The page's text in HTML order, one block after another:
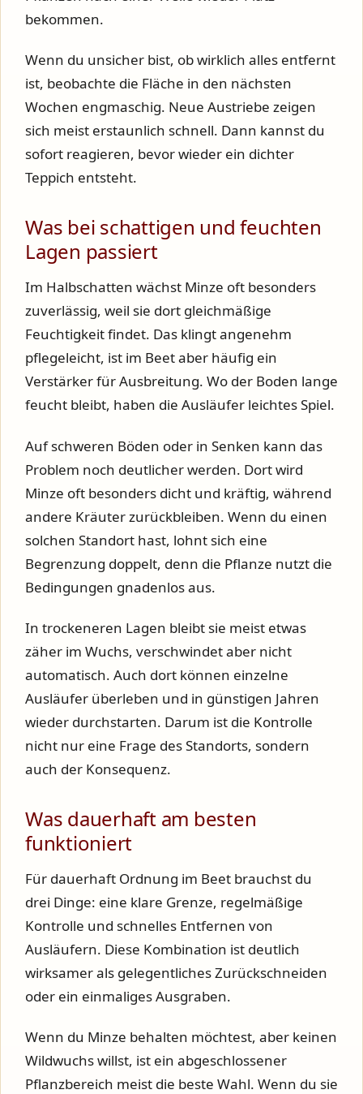
bekommen.
Wenn du unsicher bist, ob wirklich alles entfernt
ist, beobachte die Fläche in den nächsten
Wochen engmaschig. Neue Austriebe zeigen
sich meist erstaunlich schnell. Dann kannst du
sofort reagieren, bevor wieder ein dichter
Teppich entsteht.
Was bei schattigen und feuchten
Lagen passiert
Im Halbschatten wächst Minze oft besonders
zuverlässig, weil sie dort gleichmäßige
Feuchtigkeit findet. Das klingt angenehm
pflegeleicht, ist im Beet aber häufig ein
Verstärker für Ausbreitung. Wo der Boden lange
feucht bleibt, haben die Ausläufer leichtes Spiel.
Auf schweren Böden oder in Senken kann das
Problem noch deutlicher werden. Dort wird
Minze oft besonders dicht und kräftig, während
andere Kräuter zurückbleiben. Wenn du einen
solchen Standort hast, lohnt sich eine
Begrenzung doppelt, denn die Pflanze nutzt die
Bedingungen gnadenlos aus.
In trockeneren Lagen bleibt sie meist etwas
zäher im Wuchs, verschwindet aber nicht
automatisch. Auch dort können einzelne
Ausläufer überleben und in günstigen Jahren
wieder durchstarten. Darum ist die Kontrolle
nicht nur eine Frage des Standorts, sondern
auch der Konsequenz.
Was dauerhaft am besten
funktioniert
Für dauerhaft Ordnung im Beet brauchst du
drei Dinge: eine klare Grenze, regelmäßige
Kontrolle und schnelles Entfernen von
Ausläufern. Diese Kombination ist deutlich
wirksamer als gelegentliches Zurückschneiden
oder ein einmaliges Ausgraben.
Wenn du Minze behalten möchtest, aber keinen
Wildwuchs willst, ist ein abgeschlossener
Pflanzbereich meist die beste Wahl. Wenn du sie